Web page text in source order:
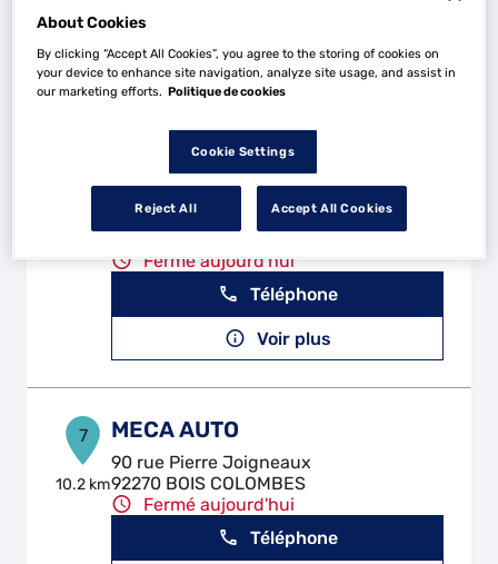
Fermé aujourd'hui
Téléphone
Voir plus
GARAGE DES PAVILLONS
15 Allee Louis Calmanovic
Fermé aujourd'hui
Téléphone
Voir plus
7
10.2 km
MECA AUTO
90 rue Pierre Joigneaux
92270 BOIS COLOMBES
Fermé aujourd'hui
Téléphone
About Cookies
By clicking “Accept All Cookies”, you agree to the storing of cookies on
your device to enhance site navigation, analyze site usage, and assist in
our marketing efforts. Politique de cookies
Cookie Settings
Reject All Accept All Cookies